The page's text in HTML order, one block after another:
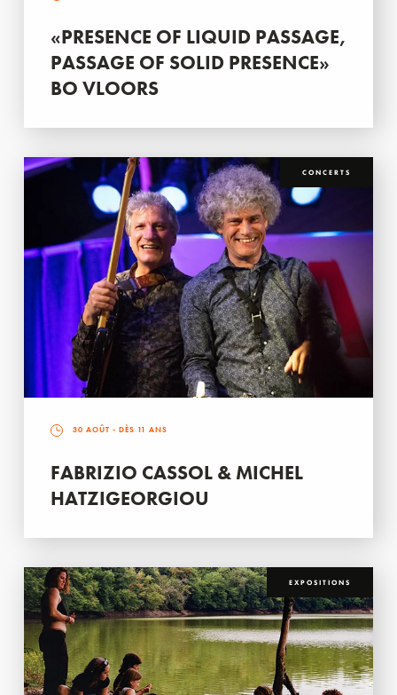
«PRESENCE OF LIQUID PASSAGE,
PASSAGE OF SOLID PRESENCE»
BO VLOORS
CONCERTS
30 AOÛT - DÈS 11 ANS
FABRIZIO CASSOL & MICHEL
HATZIGEORGIOU
EXPOSITIONS